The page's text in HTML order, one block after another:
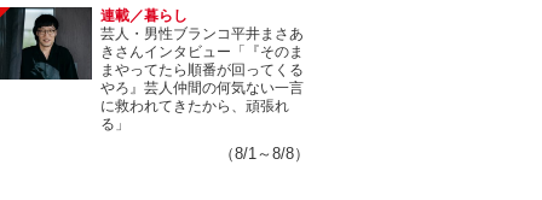
連載／暮らし
芸人・男性ブランコ平井まさあ
きさんインタビュー「『そのま
まやってたら順番が回ってくる
やろ』芸人仲間の何気ない一言
に救われてきたから、頑張れ
る」
（8/1～8/8）